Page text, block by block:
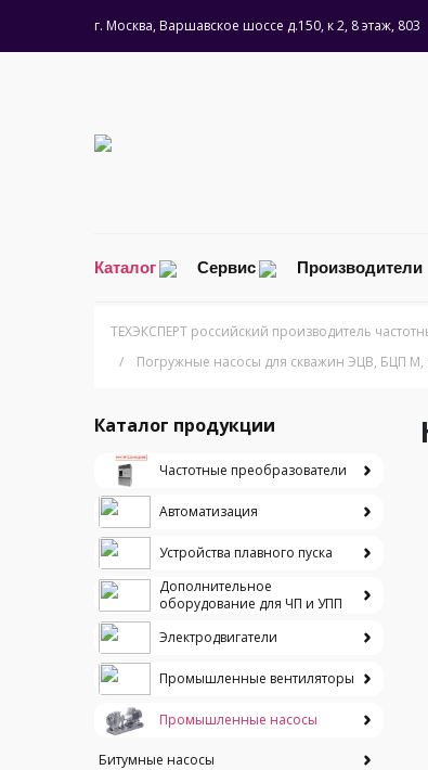
г. Москва, Варшавское шоссе д.150, к 2, 8 этаж, 803
Каталог Сервис Производители
ТЕХЭКСПЕРТ российский производитель
/
Погружные насосы для скважин ЭЦВ, БЦП М,
Каталог продукции
Частотные преобразователи
Автоматизация
Устройства плавного пуска
Дополнительное
оборудование для ЧП и УПП
Электродвигатели
Промышленные вентиляторы
Промышленные насосы
Битумные насосы